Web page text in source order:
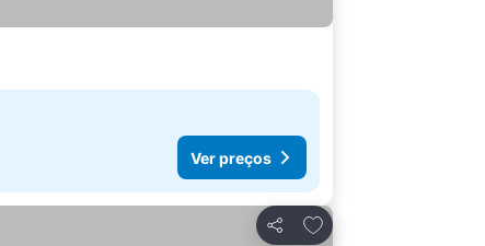
Ver preços
Partilhar
Adicionar aos favoritos